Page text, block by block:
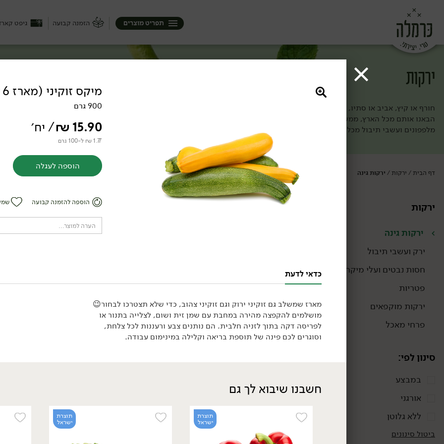
הזמנה קבועה גיפט תפריט מוצרים
ירקות
חורף או קיץ, אביב או סתיו, אצלנו תמיד יש שפע של ירקות שאפשר לאדות, לטגן, לאפות להקפיץ או פשוט לנגוס.
הבאנו אותם מכל הארץ, ממש הבוקר, והם מחכים לך פה: פטריות, עגבניות, חסות (ואוו כמה חסות!), חצילים,
מלפפונים ועשבי תיבול מכל הסוגים. חשבת שהזמנת ירקות - בעצם הזמנת השראה.
דף הבית / ירקות / ירקות גינה
ירקות
ירקות גינה
ירק ועשבי תיבול
חסות נבטים ועלי מיקרו
פטריות
ירקות מוקפאים
פרחי מאכל
סינון לפי:
במבצע
אורגני
ללא גלוטן
ביטול סינונים
תוצרת
ישראל
34.90
ירקות לדרך
1 ק״ג
תוצרת
ישראל
₪/ יח׳
מגש ירקות חתוכים
מיקס זוקיני (מארז 6 יח')
900 גרם
15.90
₪/ יח׳
1.77 ₪ ל-100 גרם
הוספה לעגלה
הוספה להזמנה קבועה
כדאי לדעת
מארז שמשלב גם זוקיני ירוק וגם זוקיני צהוב, כדי שלא תצטרכו לבחור😉
מושלמים להקפצה מהירה במחבת עם שמן זית ושום, לצלייה בתנור או
לפריסה דקה בתוך לזניה חלבית. הם נותנים צבע ורעננות לכל צלחת,
וסוגרים לכם פינה של תוספת בריאה וקלילה במינימום עבודה.
חשבנו שיבוא לך גם
תוצרת
ישראל
תוצרת
ישראל